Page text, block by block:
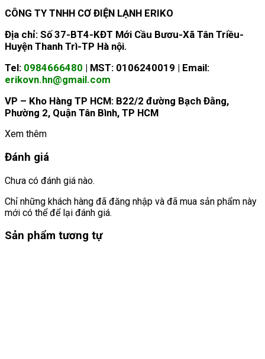
CÔNG TY TNHH CƠ ĐIỆN LẠNH ERIKO
Địa chỉ: Số 37-BT4-KĐT Mới Cầu Bươu-Xã Tân Triều-
Huyện Thanh Trì-TP Hà nội.
Tel: 0984666480 | MST: 0106240019 | Email:
erikovn.hn@gmail.com
VP – Kho Hàng TP HCM: B22/2 đường Bạch Đằng,
Phường 2, Quận Tân Bình, TP HCM
Xem thêm
Đánh giá
Chưa có đánh giá nào.
Chỉ những khách hàng đã đăng nhập và đã mua sản phẩm này
mới có thể để lại đánh giá.
Sản phẩm tương tự